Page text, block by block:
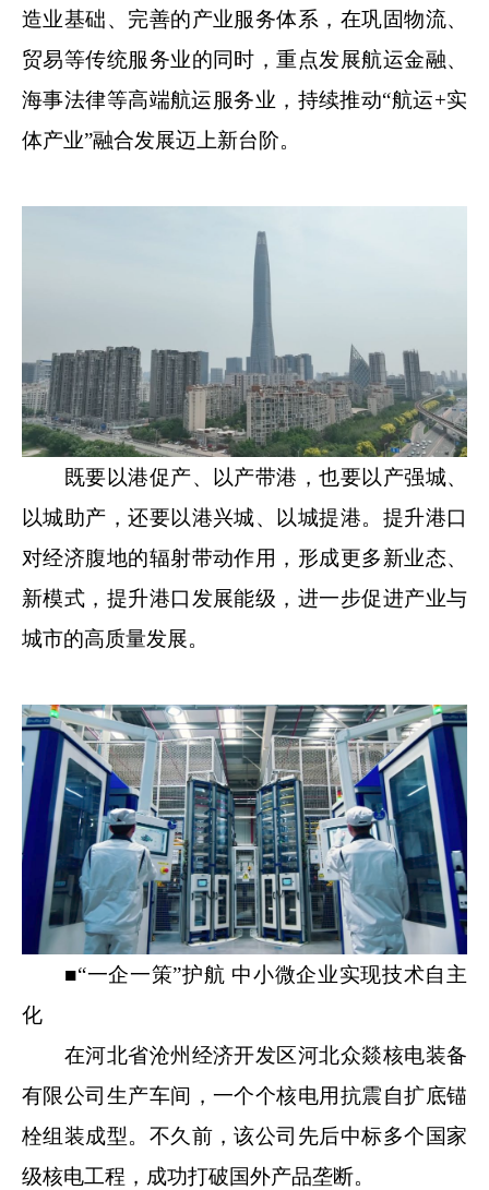
造业基础、完善的产业服务体系，在巩固物流、
贸易等传统服务业的同时，重点发展航运金融、
海事法律等高端航运服务业，持续推动“航运+实
体产业”融合发展迈上新台阶。
既要以港促产、以产带港，也要以产强城、
以城助产，还要以港兴城、以城提港。提升港口
对经济腹地的辐射带动作用，形成更多新业态、
新模式，提升港口发展能级，进一步促进产业与
城市的高质量发展。
■“一企一策”护航 中小微企业实现技术自主
化
在河北省沧州经济开发区河北众燚核电装备
有限公司生产车间，一个个核电用抗震自扩底锚
栓组装成型。不久前，该公司先后中标多个国家
级核电工程，成功打破国外产品垄断。